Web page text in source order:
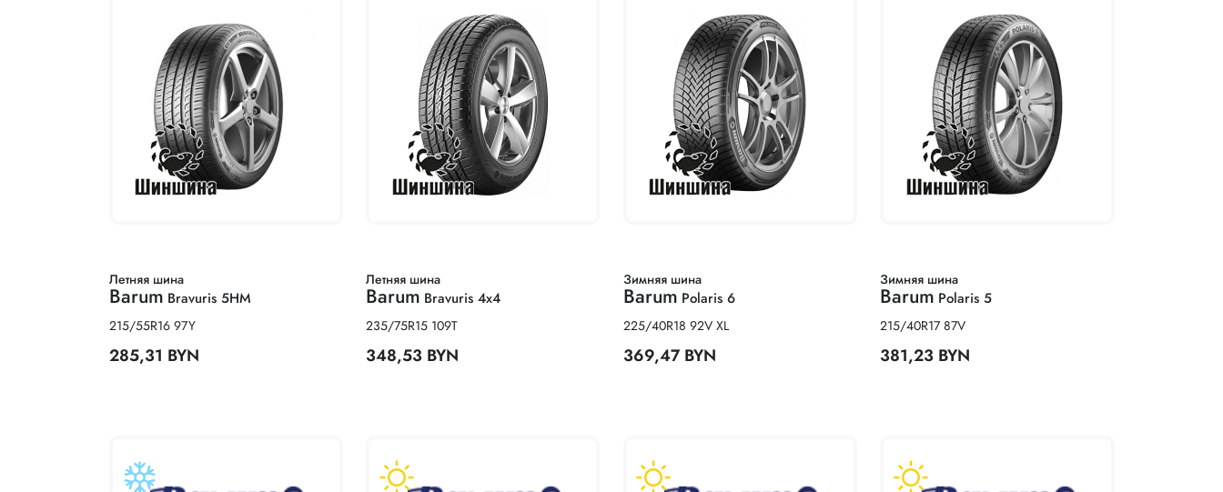
Летняя шина
Barum Bravuris 5HM
215/55R16 97Y
285,31 BYN
Летняя шина
Barum Bravuris 4x4
235/75R15 109T
348,53 BYN
Зимняя шина
Barum Polaris 6
225/40R18 92V XL
369,47 BYN
Зимняя шина
Barum Polaris 5
215/40R17 87V
381,23 BYN